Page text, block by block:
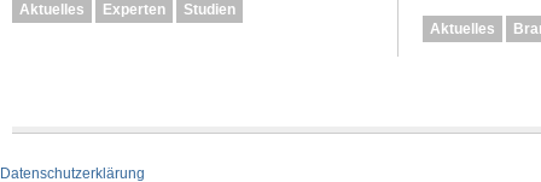
Aktuelles Experten Studien
Aktuelles
Datenschutzerklärung